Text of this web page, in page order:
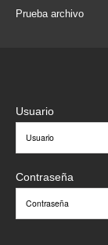
Prueba archivo
Usuario
Contraseña